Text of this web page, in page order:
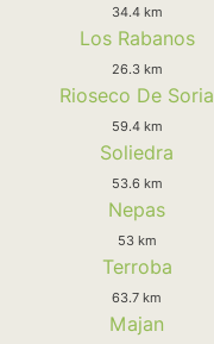
34.4 km
Los Rabanos
26.3 km
Rioseco De Soria
59.4 km
Soliedra
53.6 km
Nepas
53 km
Terroba
63.7 km
Majan